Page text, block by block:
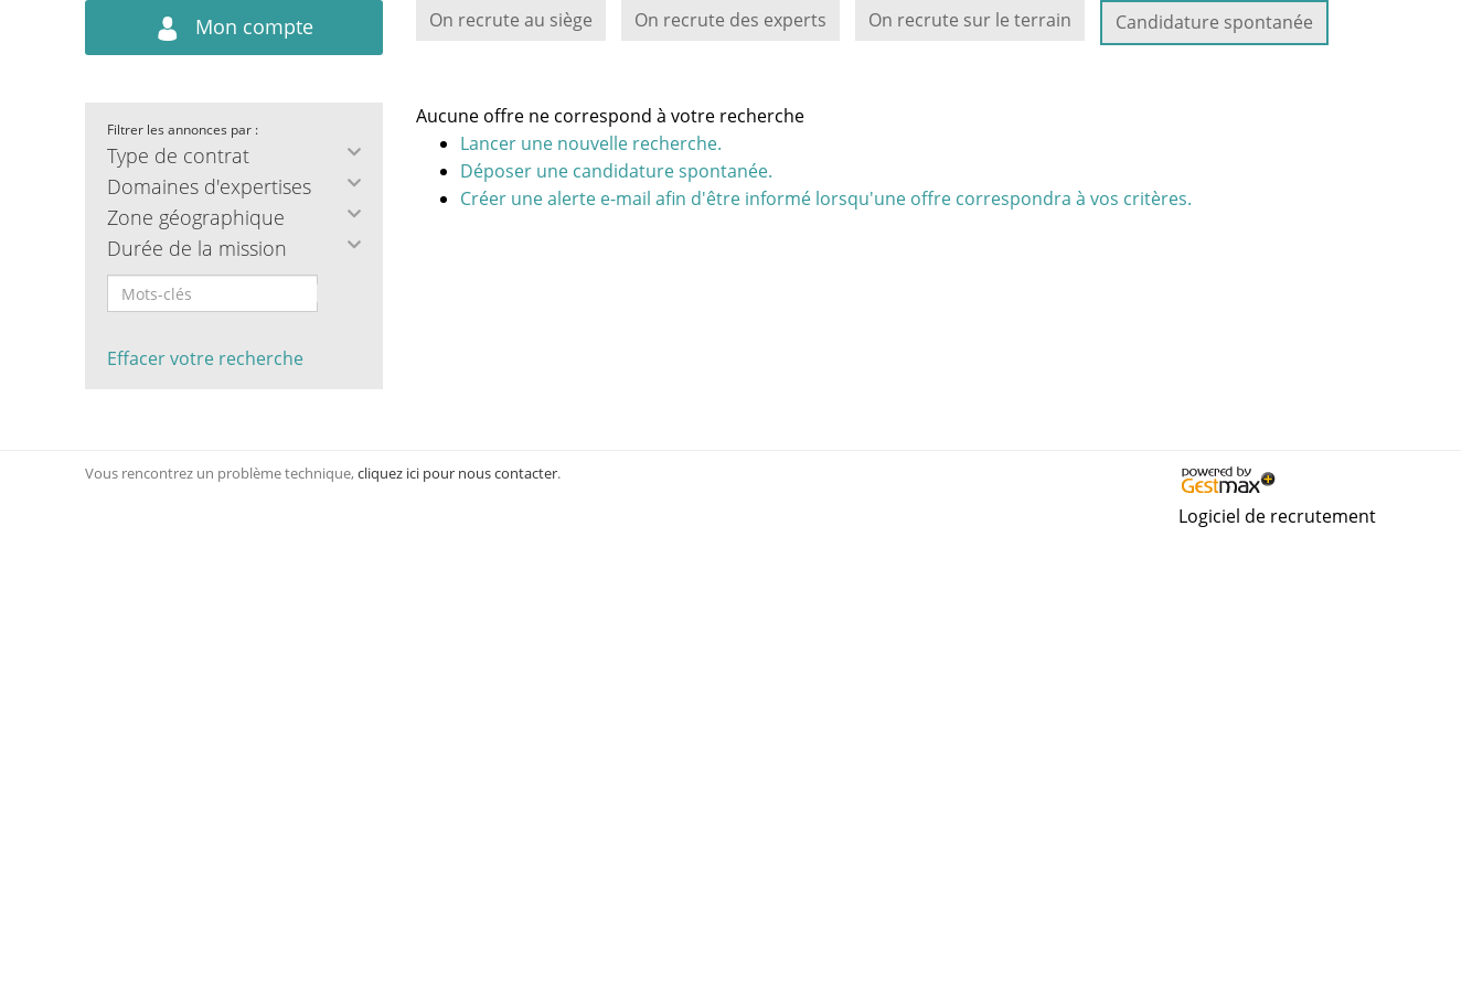
Mon compte On recrute au siège On recrute des experts On recrute sur le terrain Candidature spontanée
Filtrer les annonces par :
Type de contrat
Domaines d'expertises
Zone géographique
Durée de la mission
Effacer votre recherche
Aucune offre ne correspond à votre recherche
Lancer une nouvelle recherche.
Déposer une candidature spontanée.
Créer une alerte e-mail afin d'être informé lorsqu'une offre correspondra à vos critères.
Vous rencontrez un problème technique,cliquez ici pour nous contacter.
Logiciel de recrutement